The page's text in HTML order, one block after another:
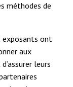
méthodes de
exposants ont
aux
leurs